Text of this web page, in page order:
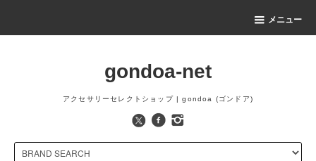
メニュー
gondoa-net
アクセサリーセレクトショップ | gondoa (ゴンドア)